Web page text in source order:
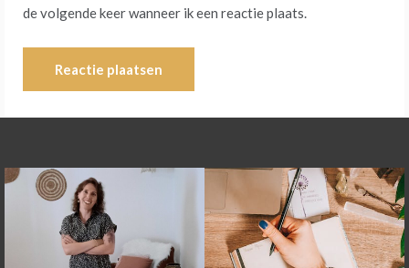
de volgende keer wanneer ik een reactie plaats.